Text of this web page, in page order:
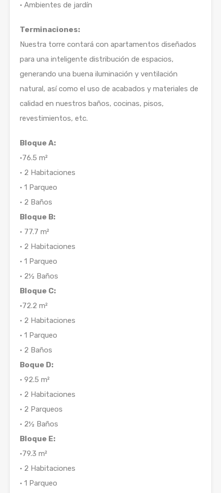
• Ambientes de jardín
Terminaciones:
Nuestra torre contará con apartamentos diseñados
para una inteligente distribución de espacios,
generando una buena iluminación y ventilación
natural, así como el uso de acabados y materiales de
calidad en nuestros baños, cocinas, pisos,
revestimientos, etc.
Bloque A:
•76.5 m²
• 2 Habitaciones
• 1 Parqueo
• 2 Baños
Bloque B:
• 77.7 m²
• 2 Habitaciones
• 1 Parqueo
• 2½ Baños
Bloque C:
•72.2 m²
• 2 Habitaciones
• 1 Parqueo
• 2 Baños
Boque D:
• 92.5 m²
• 2 Habitaciones
• 2 Parqueos
• 2½ Baños
Bloque E:
•79.3 m²
• 2 Habitaciones
• 1 Parqueo